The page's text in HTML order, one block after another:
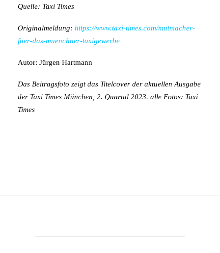
Quelle: Taxi Times
Originalmeldung: https://www.taxi-times.com/mutmacher-
fuer-das-muenchner-taxigewerbe
Autor: Jürgen Hartmann
Das Beitragsfoto zeigt das Titelcover der aktuellen Ausgabe
der Taxi Times München, 2. Quartal 2023. alle Fotos: Taxi
Times